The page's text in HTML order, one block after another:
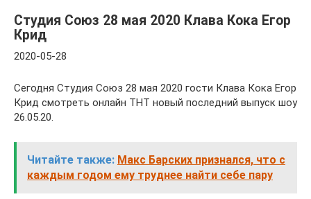
Студия Союз 28 мая 2020 Клава Кока Егор
Крид
2020-05-28
Сегодня Студия Союз 28 мая 2020 гости Клава Кока Егор
Крид смотреть онлайн ТНТ новый последний выпуск шоу
26.05.20.
Читайте также: Макс Барских признался, что с
каждым годом ему труднее найти себе пару